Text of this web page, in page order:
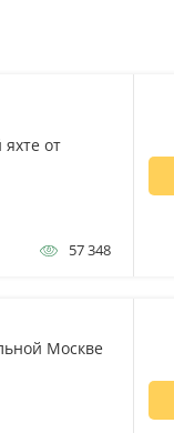
от
57 348
Москве